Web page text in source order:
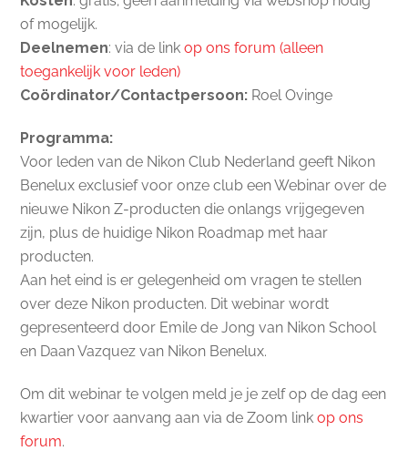
of mogelijk.
Deelnemen: via de linkop ons forum (alleen
toegankelijk voor leden)
Coördinator/Contactpersoon: Roel Ovinge
Programma:
Voor leden van de Nikon Club Nederland geeft Nikon
Benelux exclusief voor onze club een Webinar over de
nieuwe Nikon Z-producten die onlangs vrijgegeven
zijn, plus de huidige Nikon Roadmap met haar
producten.
Aan het eind is er gelegenheid om vragen te stellen
over deze Nikon producten. Dit webinar wordt
gepresenteerd door Emile de Jong van Nikon School
en Daan Vazquez van Nikon Benelux.
Om dit webinar te volgen meld je je zelf op de dag een
kwartier voor aanvang aan via de Zoom linkop ons
forum.